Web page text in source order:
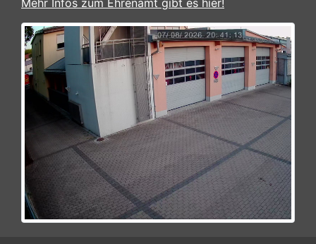
Mehr Infos zum Ehrenamt gibt es hier!